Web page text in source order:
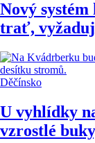
Nový
trať,
Děčínsko
U vyhlídky
vzrostlé